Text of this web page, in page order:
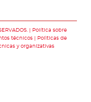
Política sobre
técnicos
Polìticas de
y organizativas